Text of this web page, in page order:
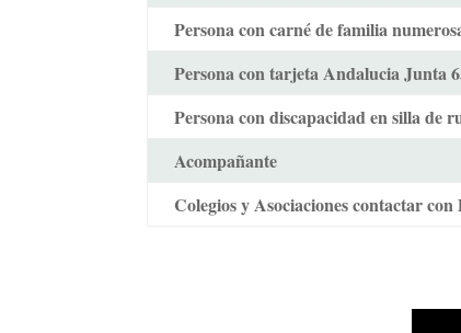
Persona con carné de familia
Persona con tarjeta Andalucia Junta
Persona con discapacidad en silla de
Acompañante
Colegios y Asociaciones contactar